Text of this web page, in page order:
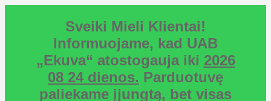
Sveiki Mieli Klientai!
Informuojame, kad UAB
„Ekuva“ atostogauja iki 2026
08 24 dienos. Parduotuvę
paliekame įjungtą, bet visas